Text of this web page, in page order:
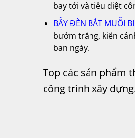
bay tới và tiêu diệt
BẪY ĐÈN BẮT MUỖI
bướm trắng, kiến
ban ngày.
Top các sản phẩm
công trình xây